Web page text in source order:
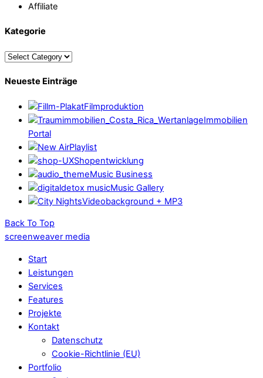
Affiliate
Kategorie
Neueste Einträge
Filmproduktion
Immobilien
Portal
Playlist
Shopentwicklung
Music Business
Music Gallery
Videobackground + MP3
Back To Top
screenweaver media
Start
Leistungen
Services
Features
Projekte
Kontakt
Datenschutz
Cookie-Richtlinie (EU)
Portfolio